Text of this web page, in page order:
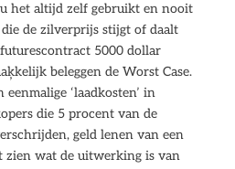
het altijd zelf gebruikt en nooit
de zilverprijs stijgt of daalt
5000 dollar
beleggen de Worst Case.
‘laadkosten’ in
die 5 procent van de
geld lenen van een
zien wat de uitwerking is van